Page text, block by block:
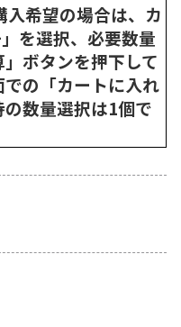
希望の場合は、カ
を選択、必要数量
ボタンを押下して
の「カートに入れ
数量選択は1個で